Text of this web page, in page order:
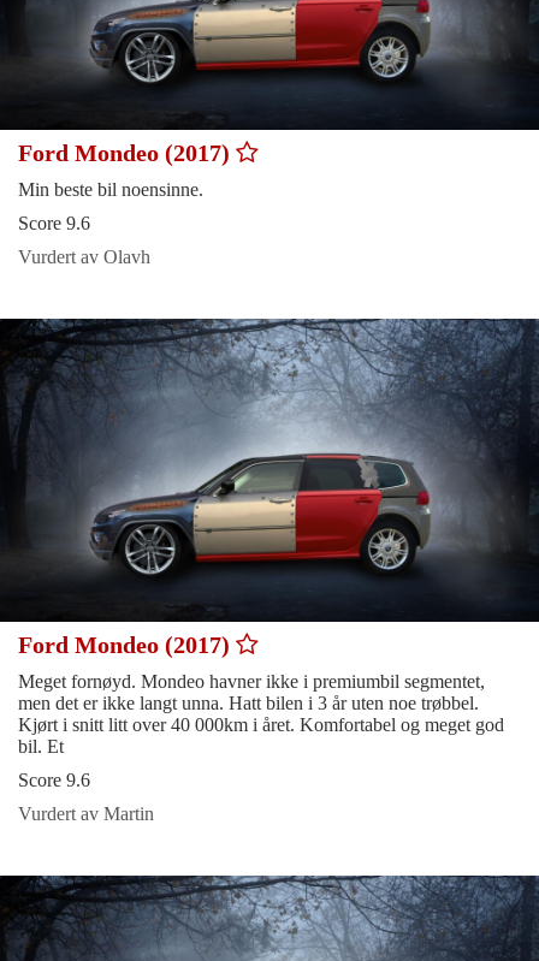
Ford Mondeo (2017)
Min beste bil noensinne.
Score 9.6
Vurdert av Olavh
Ford Mondeo (2017)
Meget fornøyd. Mondeo havner ikke i premiumbil segmentet,
men det er ikke langt unna. Hatt bilen i 3 år uten noe trøbbel.
Kjørt i snitt litt over 40 000km i året. Komfortabel og meget god
bil. Et
Score 9.6
Vurdert av Martin